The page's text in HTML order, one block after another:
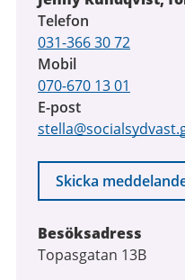
Telefon
031-366 30 72
Mobil
070-670 13 01
E-post
Skicka
Besöksadress
Topasgatan 13B